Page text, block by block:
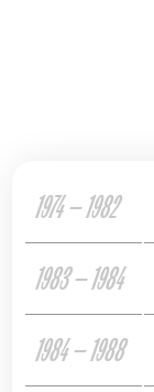
1974 — 1982
1983 — 1984
1984 — 1988